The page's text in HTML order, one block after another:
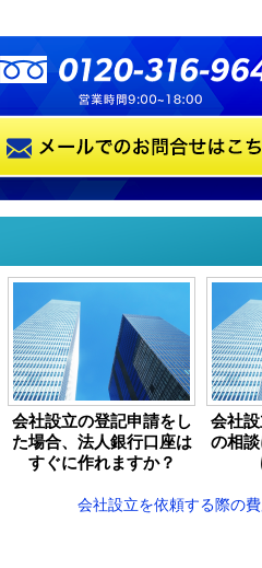
会社設立の登記申請をし
た場合、法人銀行口座は
すぐに作れますか？
会社
の相
会社設立を依頼する際の